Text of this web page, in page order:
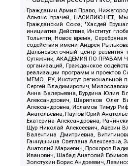
Гражданин.Армия.Право,
Альянс врачей, НАСИЛИЮ.НЕТ, Мы
Гражданский Союз, "Хасдей
инициатив Действие, Институт
Тольятти, Новое время,
содействия имени Андрея
Дальневосточный центр
Сутяжник, АКАДЕМИЯ ПО ПРАВАМ
организаций, Гражданское
реализации программ и проектов
МЕМО. РУ, Институт региональной
Сергей Владимирович,
Анна Валерьевна, Бурдина Юлия
Александрович, Шарипков Олег
Александровна, Исламов Тимур
Анатольевна, Паутов Юрий
Екатерина Александровна,
Щур Николай Алексеевич, Аверин
Валентина Дмитриевна,
Ганнушкина Светлана Алексеевна,
Анатолий Мариевич, Прохоров
Иванович, Шабад Анатолий
Золотухин Борис Андреевич,